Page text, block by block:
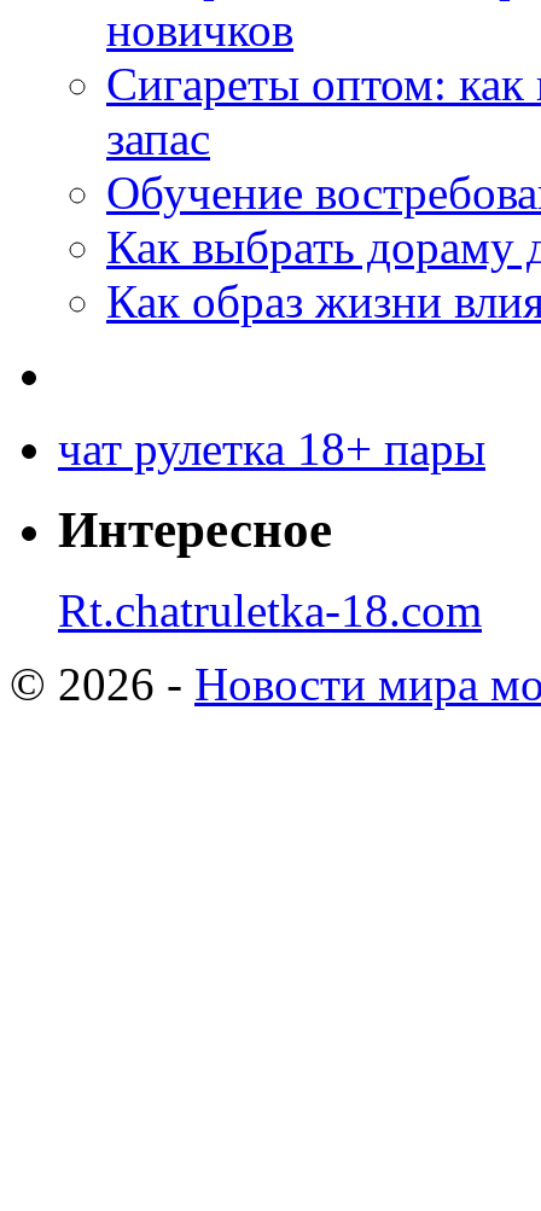
новичков
Сигареты оптом:
запас
Обучение
Как выбрать дораму
Как образ жизни
чат рулетка 18+ пары
Интересное
Rt.chatruletka-18.com
© 2026 - Новости мира